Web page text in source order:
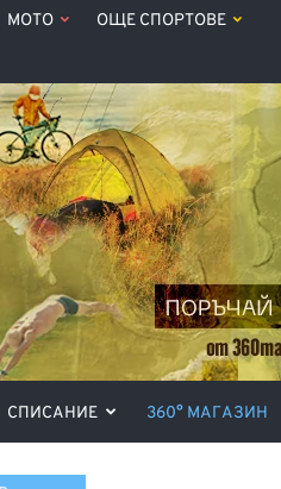
МОТО ОЩЕ СПОРТОВЕ
СПИСАНИЕ 360° МАГАЗИН